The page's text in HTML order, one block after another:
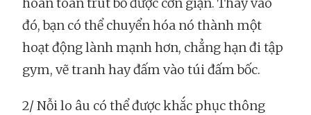
đó, bạn có thể chuyển hóa nó thành một
hoạt động lành mạnh hơn, chẳng hạn đi tập
gym, vẽ tranh hay đấm vào túi đấm bốc.
2/ Nỗi lo âu có thể được khắc phục thông